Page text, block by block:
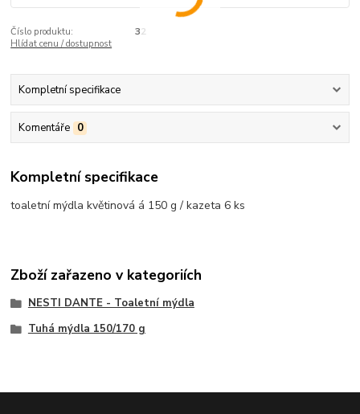
Číslo produktu:
32
Hlídat cenu / dostupnost
Kompletní specifikace
Komentáře 0
Kompletní specifikace
toaletní mýdla květinová á 150 g / kazeta 6 ks
Zboží zařazeno v kategoriích
NESTI DANTE - Toaletní mýdla
Tuhá mýdla 150/170 g